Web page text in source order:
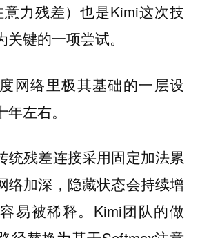
力残差）也是Kimi这次技
键的一项尝试。
网络里极其基础的一层设
左右。
统残差连接采用固定加法累
络加深，隐藏状态会持续增
易被稀释。Kimi团队的做